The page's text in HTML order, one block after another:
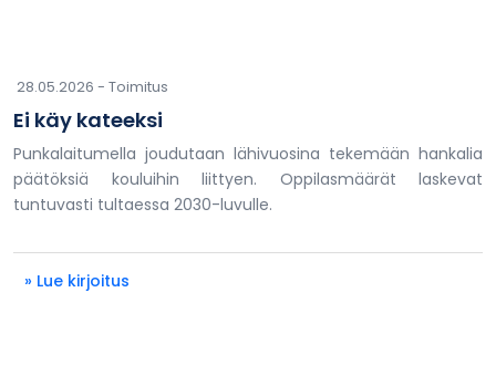
28.05.2026 - Toimitus
Ei käy kateeksi
Punkalaitumella joudutaan lähivuosina tekemään hankalia
päätöksiä kouluihin liittyen. Oppilasmäärät laskevat
tuntuvasti tultaessa 2030-luvulle.
» Lue kirjoitus